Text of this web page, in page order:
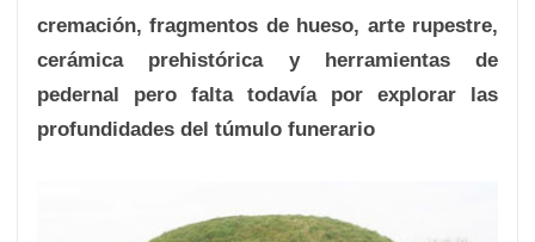
cremación, fragmentos de hueso, arte rupestre,
cerámica prehistórica y herramientas de
pedernal pero falta todavía por explorar las
profundidades del túmulo funerario